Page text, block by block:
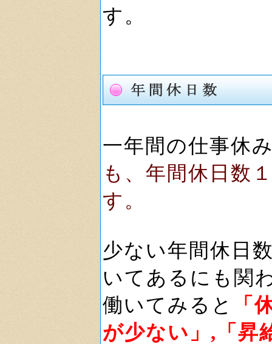
す。
一年間の仕事休
も、年間休日数
す。
少ない年間休日
いてあるにも関
働いてみると
「
が少ない」,「昇